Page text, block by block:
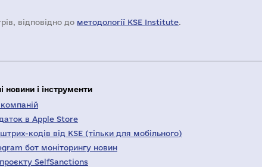
відповідно до методології KSE Institute.
новини і інструменти
в Apple Store
кодів від KSE (тільки для мобільного)
бот моніторингу новин
SelfSanctions